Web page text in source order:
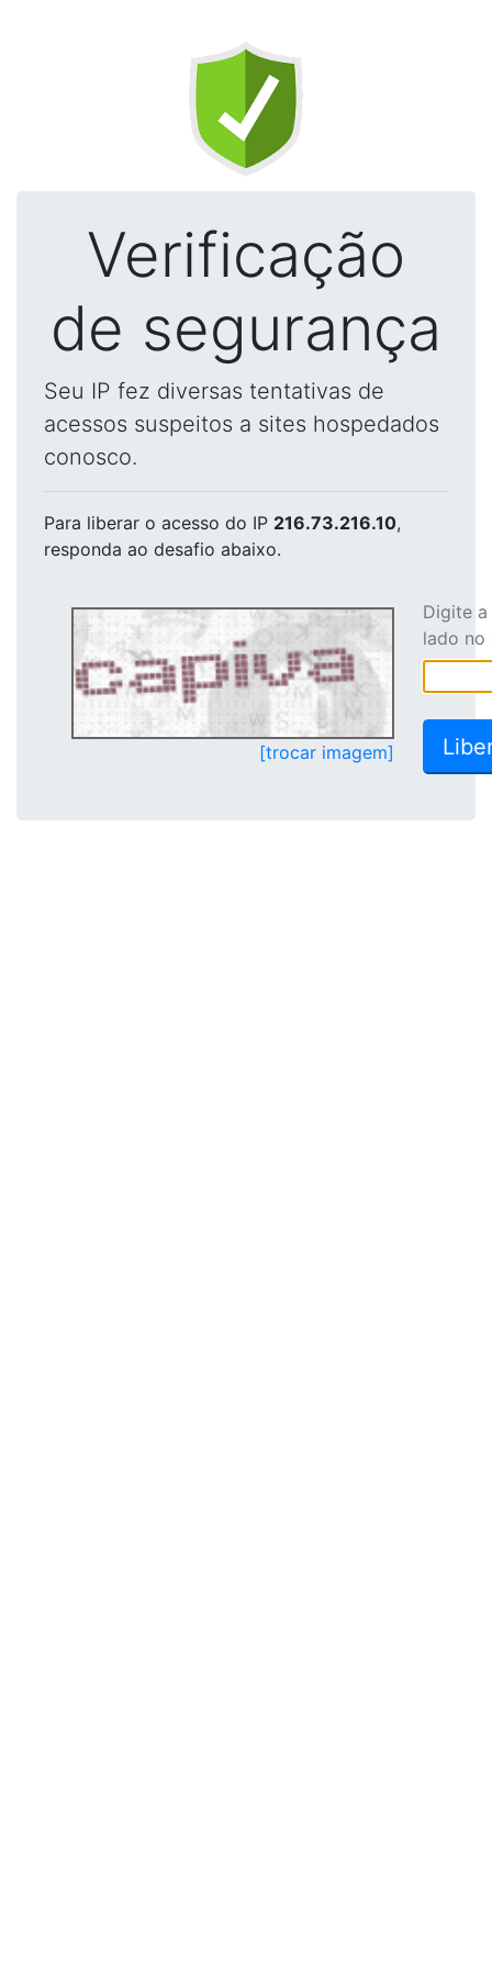
Verificação
de segurança
Seu IP fez diversas tentativas de
acessos suspeitos a sites hospedados
conosco.
Para liberar o acesso do IP 216.73.216.10,
responda ao desafio abaixo.
[trocar imagem]
Digite
lado no